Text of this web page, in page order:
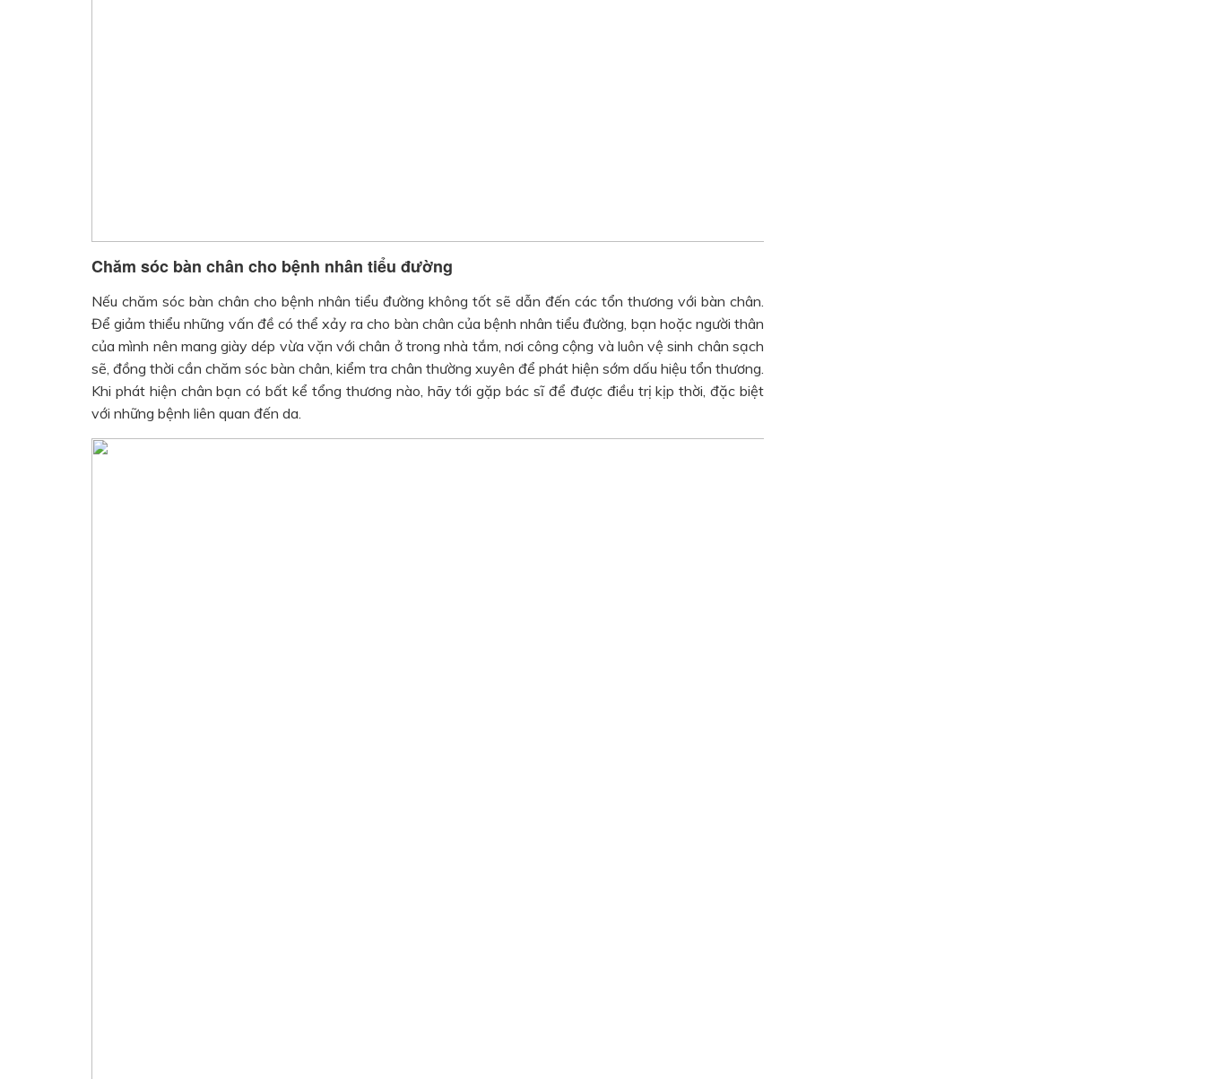
Chăm sóc bàn chân cho bệnh nhân tiểu đường
Nếu chăm sóc bàn chân cho bệnh nhân tiểu đường không tốt sẽ dẫn đến các tổn thương với bàn chân.
Để giảm thiểu những vấn đề có thể xảy ra cho bàn chân của bệnh nhân tiểu đường, bạn hoặc người thân
của mình nên mang giày dép vừa vặn với chân ở trong nhà tắm, nơi công cộng và luôn vệ sinh chân sạch
sẽ, đồng thời cần chăm sóc bàn chân, kiểm tra chân thường xuyên để phát hiện sớm dấu hiệu tổn thương.
Khi phát hiện chân bạn có bất kể tổng thương nào, hãy tới gặp bác sĩ để được điều trị kịp thời, đặc biệt
với những bệnh liên quan đến da.